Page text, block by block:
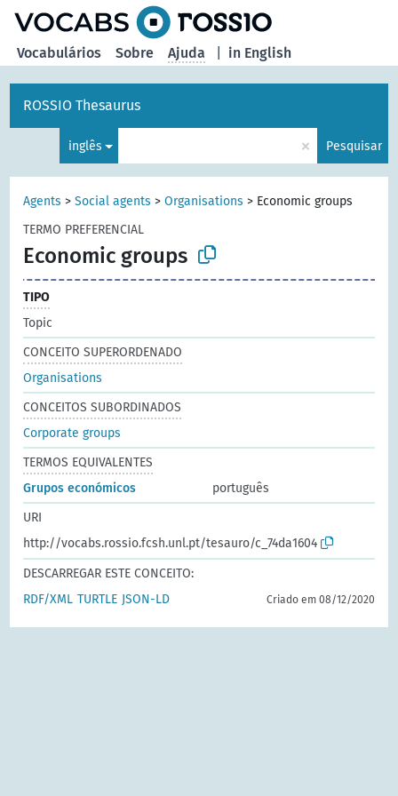
in English
Vocabulários Sobre Ajuda
ROSSIO Thesaurus
inglês × Pesquisar
Agents >Social agents >Organisations > Economic groups
TERMO PREFERENCIAL
Economic groups
TIPO
Topic
CONCEITO SUPERORDENADO
Organisations
CONCEITOS SUBORDINADOS
Corporate groups
TERMOS EQUIVALENTES
Grupos económicos
português
URI
http://vocabs.rossio.fcsh.unl.pt/tesauro/c_74da1604
DESCARREGAR ESTE CONCEITO:
RDF/XML TURTLE JSON-LD Criado em 08/12/2020